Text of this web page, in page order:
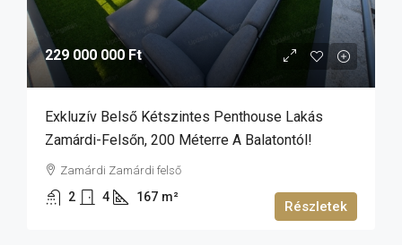
229 000 000 Ft
Exkluzív Belső Kétszintes Penthouse Lakás
Zamárdi-Felsőn, 200 Méterre A Balatontól!
Zamárdi Zamárdi felső
2 4 167 m²
Részletek